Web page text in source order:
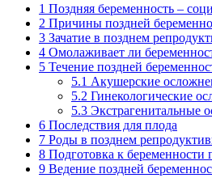
1 Поздняя беременность –
2 Причины поздней
3 Зачатие в позднем
4 Омолаживает ли
5 Течение поздней
5.1 Акушерские
5.2 Гинекологические
5.3 Экстрагенитальные
6 Последствия для плода
7 Роды в позднем
8 Подготовка к беременности
9 Ведение поздней